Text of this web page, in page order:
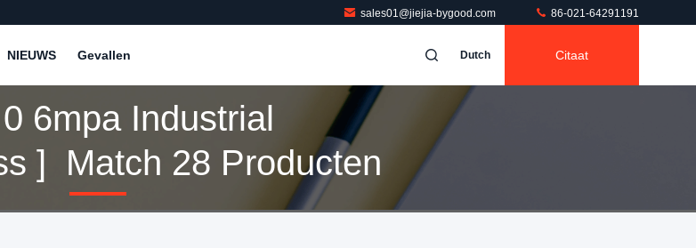
sales01@jiejia-bygood.com 86-021-64291191
NIEUWS Gevallen Dutch Citaat
6mpa Industrial
] Match 28 Producten